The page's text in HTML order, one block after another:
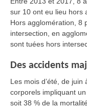
sur 10 ont eu lieu hors
Hors agglomération, 8
intersection, en
sont tuées hors
Des accidents
Les mois d’été, de
corporels impliquant
soit 38 % de la